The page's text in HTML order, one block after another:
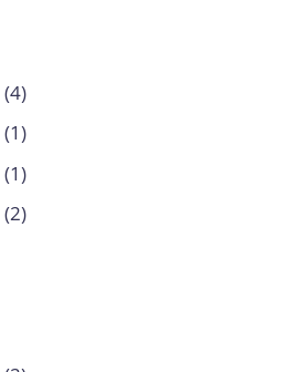
(4)
(1)
(1)
(2)